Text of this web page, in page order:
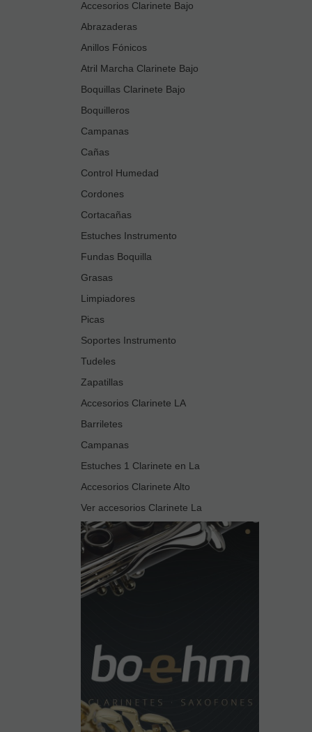
Accesorios Clarinete Bajo
Abrazaderas
Anillos Fónicos
Atril Marcha Clarinete Bajo
Boquillas Clarinete Bajo
Boquilleros
Campanas
Cañas
Control Humedad
Cordones
Cortacañas
Estuches Instrumento
Fundas Boquilla
Grasas
Limpiadores
Picas
Soportes Instrumento
Tudeles
Zapatillas
Accesorios Clarinete LA
Barriletes
Campanas
Estuches 1 Clarinete en La
Accesorios Clarinete Alto
Ver accesorios Clarinete La